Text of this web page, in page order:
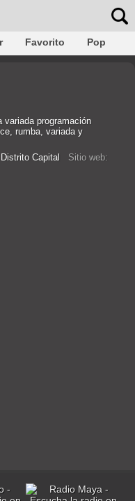
Favorito
Pop
variada programación
rumba, variada y
Distrito Capital Sitio web: